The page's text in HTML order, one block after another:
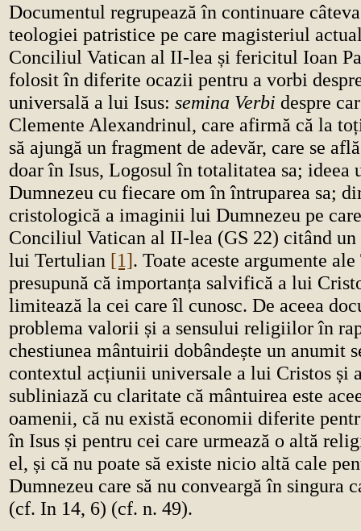
Documentul regrupează în continuare
teologiei patristice pe care magisteriul
Conciliul Vatican al II-lea și fericitul Ioan
folosit în diferite ocazii pentru a vorbi
universală a lui Isus: semina Verbi despre
Clemente Alexandrinul, care afirmă că la
să ajungă un fragment de adevăr, care se
doar în Isus, Logosul în totalitatea sa;
Dumnezeu cu fiecare om în întruparea sa;
cristologică a imaginii lui Dumnezeu pe
Conciliul Vatican al II-lea (GS 22) citând un
lui Tertulian [1]. Toate aceste argumente
presupună că importanța salvifică a lui
limitează la cei care îl cunosc. De aceea
problema valorii și a sensului religiilor în
chestiunea mântuirii dobândește un anumit
contextul acțiunii universale a lui Cristos și
subliniază cu claritate că mântuirea este
oamenii, că nu există economii diferite
în Isus și pentru cei care urmează o altă
el, și că nu poate să existe nicio altă cale
Dumnezeu care să nu conveargă în singura
(cf. In 14, 6) (cf. n. 49).